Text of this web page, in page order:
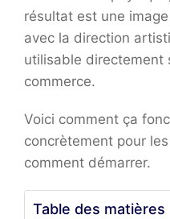
résultat est une
avec la direction
utilisable directement
commerce.
Voici comment ça
concrètement pour
comment démarrer.
Table des matières